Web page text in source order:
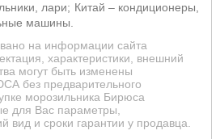
лари; Китай – кондиционеры,
машины.
на информации сайта
характеристики, внешний
могут быть изменены
без предварительного
морозильника Бирюса
для Вас параметры,
вид и сроки гарантии у продавца.